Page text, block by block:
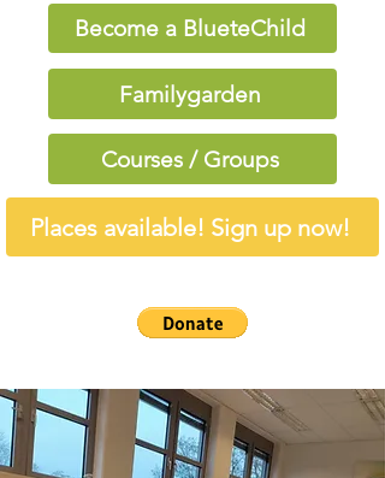
Become a BlueteChild
Familygarden
Courses / Groups
Places available! Sign up now!